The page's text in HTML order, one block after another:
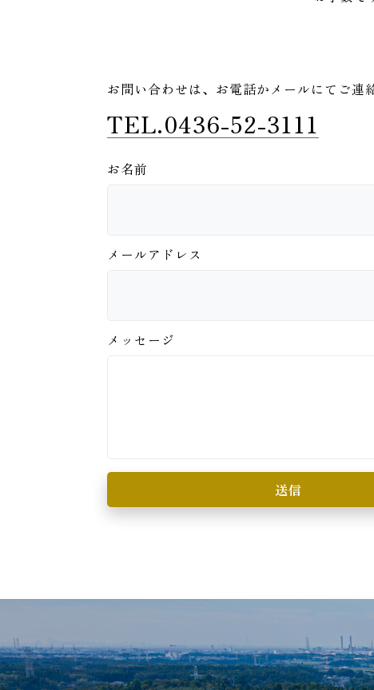
お問い合わせは、 お電話かメールにてご連
TEL.0436-52-3111
お名前
メールアドレス
メッセージ